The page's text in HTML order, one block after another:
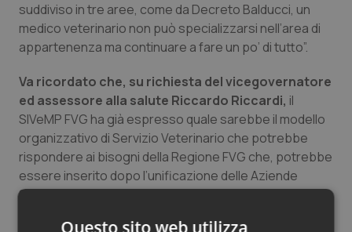
Tumore al seno
Tumori del Polmone & Testa Collo
Tumori gastrointestinali
Ulcera & Reflusso
Vaccini
suddiviso in tre aree, come da Decreto Balducci, un
medico veterinario non può specializzarsi nell’area di
appartenenza ma continuare a fare un po’ di tutto”.
Va ricordato che, su richiesta del vicegovernatore
ed assessore alla salute Riccardo Riccardi, il
SIVeMP FVG ha già espresso quale sarebbe il modello
organizzativo di Servizio Veterinario che potrebbe
rispondere ai bisogni della Regione FVG che, potrebbe
essere inserito dopo l’unificazione delle Aziende
Sanitarie, prevista dal prossimo gennaio. “Sulla base di
Questo sito web utilizza